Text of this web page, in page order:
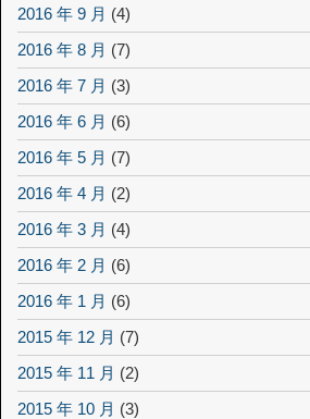
2016 年 9 月 (4)
2016 年 8 月 (7)
2016 年 7 月 (3)
2016 年 6 月 (6)
2016 年 5 月 (7)
2016 年 4 月 (2)
2016 年 3 月 (4)
2016 年 2 月 (6)
2016 年 1 月 (6)
2015 年 12 月 (7)
2015 年 11 月 (2)
2015 年 10 月 (3)